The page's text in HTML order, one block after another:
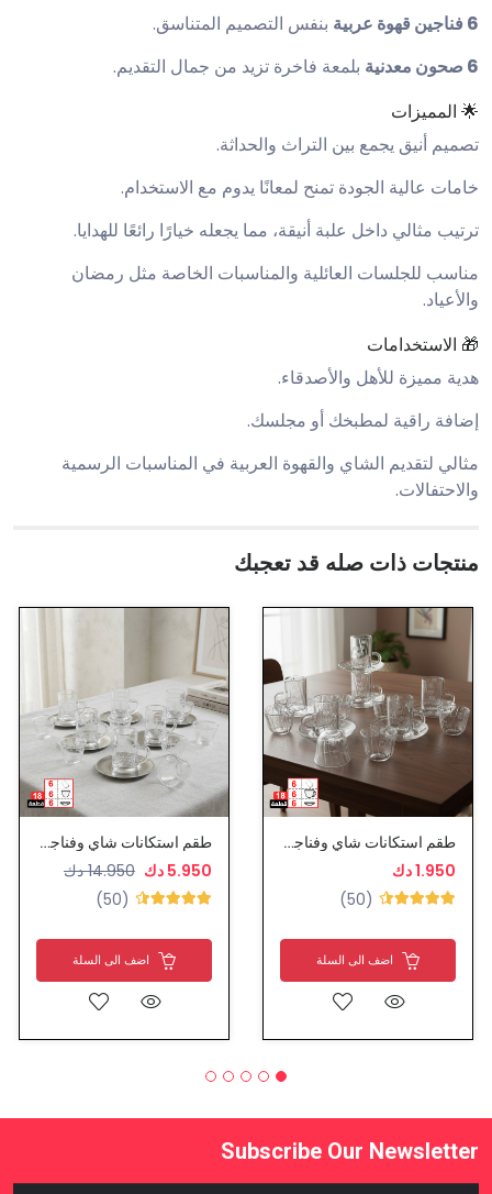
6 فناجين قهوة عربية
بنفس التصميم المتناسق.
6 صحون معدنية
بلمعة فاخرة تزيد من جمال التقديم.
🌟 المميزات
تصميم أنيق يجمع بين التراث والحداثة.
خامات عالية الجودة تمنح لمعانًا يدوم مع الاستخدام.
ترتيب مثالي داخل علبة أنيقة، مما يجعله خيارًا رائعًا للهدايا.
مناسب للجلسات العائلية والمناسبات الخاصة مثل رمضان
والأعياد.
🎁 الاستخدامات
هدية مميزة للأهل والأصدقاء.
إضافة راقية لمطبخك أو مجلسك.
مثالي لتقديم الشاي والقهوة العربية في المناسبات الرسمية
والاحتفالات.
منتجات ذات صله قد تعجبك
طقم استكانات شاي وفناجين قهوة عربية زجاج
1.950 دك
(50)
اضف الى السلة
طقم استكانات شاي وفناجين قهوة عربية
5.950 دك
14.950 دك
(50)
اضف الى السلة
Subscribe Our Newsletter